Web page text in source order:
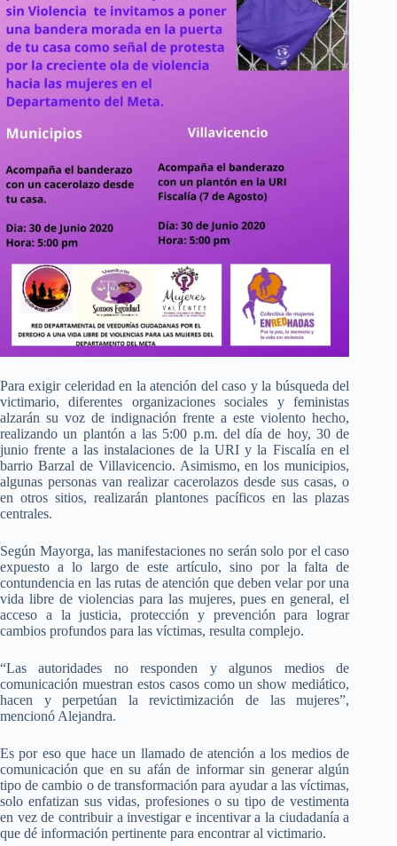
Para exigir celeridad en la atención del caso y la búsqueda del
victimario, diferentes organizaciones sociales y feministas
alzarán su voz de indignación frente a este violento hecho,
realizando un plantón a las 5:00 p.m. del día de hoy, 30 de
junio frente a las instalaciones de la URI y la Fiscalía en el
barrio Barzal de Villavicencio. Asimismo, en los municipios,
algunas personas van realizar cacerolazos desde sus casas, o
en otros sitios, realizarán plantones pacíficos en las plazas
centrales.
Según Mayorga, las manifestaciones no serán solo por el caso
expuesto a lo largo de este artículo, sino por la falta de
contundencia en las rutas de atención que deben velar por una
vida libre de violencias para las mujeres, pues en general, el
acceso a la justicia, protección y prevención para lograr
cambios profundos para las víctimas, resulta complejo.
“Las autoridades no responden y algunos medios de
comunicación muestran estos casos como un show mediático,
hacen y perpetúan la revictimización de las mujeres”,
mencionó Alejandra.
Es por eso que hace un llamado de atención a los medios de
comunicación que en su afán de informar sin generar algún
tipo de cambio o de transformación para ayudar a las víctimas,
solo enfatizan sus vidas, profesiones o su tipo de vestimenta
en vez de contribuir a investigar e incentivar a la ciudadanía a
que dé información pertinente para encontrar al victimario.